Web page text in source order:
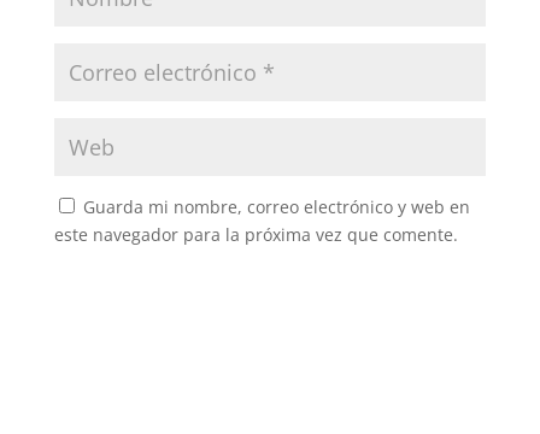
Guarda mi nombre, correo electrónico y web en
este navegador para la próxima vez que comente.